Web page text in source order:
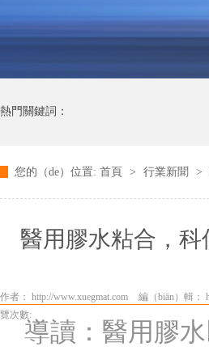
熱門關鍵詞：
您的（de）位置: 首頁 > 行業新聞 >
醫用膠水粘合，科
作者： http://www.xuegmat.com 編（biān）輯：
覽次數:
導讀：醫用膠